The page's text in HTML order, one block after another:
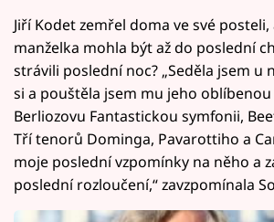
Jiří Kodet zemřel doma ve své
manželka mohla být až do poslední
strávili poslední noc? „Seděla jsem u
si a pouštěla jsem mu jeho
Berliozovu Fantastickou symfonii,
Tří tenorů Dominga, Pavarottiho a
moje poslední vzpomínky na něho a
poslední rozloučení,“ zavzpomínala